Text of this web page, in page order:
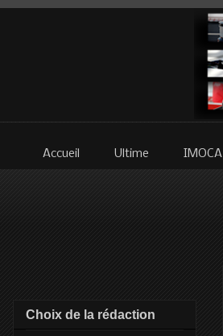
Accueil Ultime IMOCA
Choix de la rédaction